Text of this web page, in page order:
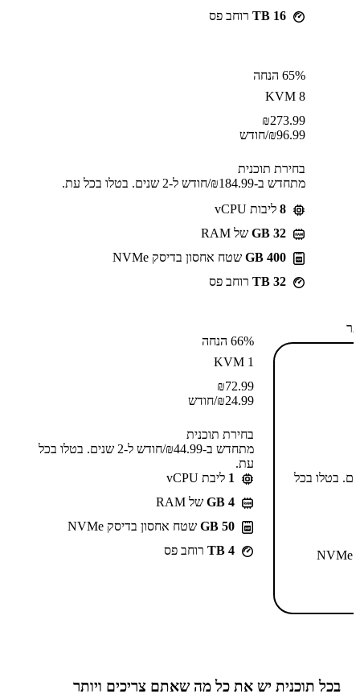
16 TB
רוחב פס
65% הנחה
KVM 8
273.99
₪
96.99
₪/חודש
בחירת תוכנית
מתחדש ב-⁦184.99⁩₪/חודש ל-2 שנים. בטלו בכל עת.
8 ליבות vCPU
GB 32 של RAM
400 GB
שטח אחסון בדיסק NVMe
32 TB
רוחב פס
66% הנחה
KVM 1
72.99
₪
24.99
₪/חודש
בחירת תוכנית
מתחדש ב-⁦44.99⁩₪/חודש ל-2 שנים. בטלו בכל
עת.
1 ליבת vCPU
GB 4 של RAM
50 GB
שטח אחסון בדיסק NVMe
4 TB
רוחב פס
⁦55.99⁩₪/חודש ל-2 שנים. בטלו בכל
בכל תוכנית יש את כל מה שאתם צריכים ויותר